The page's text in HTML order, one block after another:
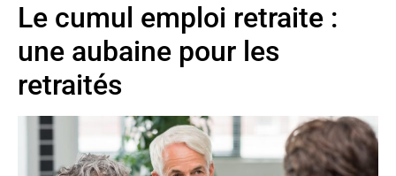
Le cumul emploi retraite :
une aubaine pour les
retraités